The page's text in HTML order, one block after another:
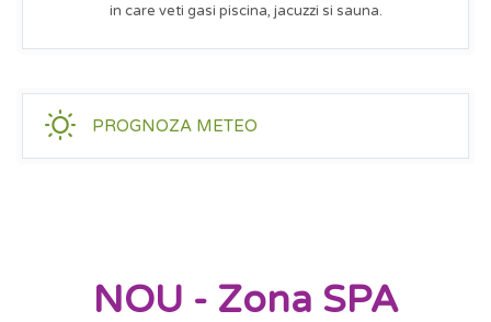
in care veti gasi piscina, jacuzzi si sauna.
PROGNOZA METEO
NOU - Zona SPA